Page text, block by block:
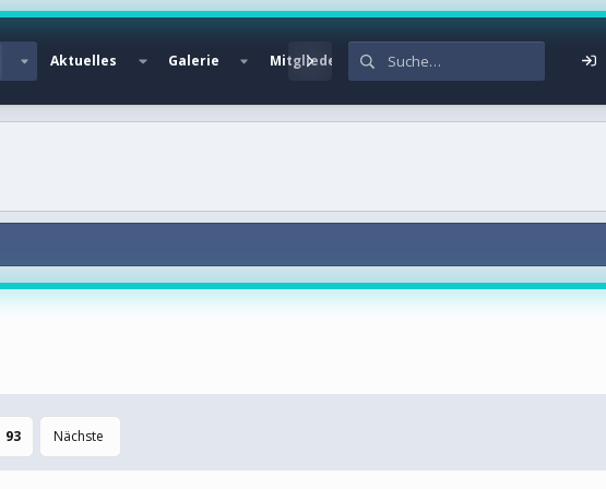
Aktuelles Galerie Mitglieder
93 Nächste